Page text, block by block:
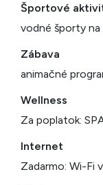
Športové
vodné športy
Zábava
animačné
Wellness
Za poplatok:
Internet
Zadarmo: Wi-Fi